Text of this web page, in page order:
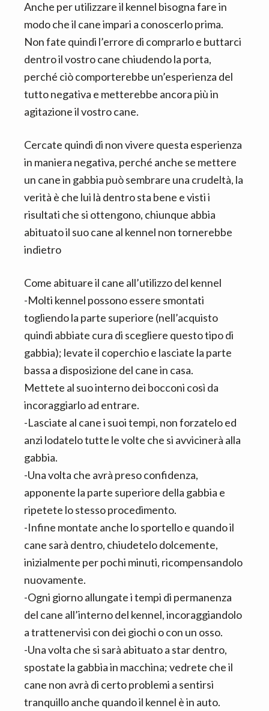
Anche per utilizzare il kennel bisogna fare in
modo che il cane impari a conoscerlo prima.
Non fate quindi l’errore di comprarlo e buttarci
dentro il vostro cane chiudendo la porta,
perché ciò comporterebbe un’esperienza del
tutto negativa e metterebbe ancora più in
agitazione il vostro cane.
Cercate quindi di non vivere questa esperienza
in maniera negativa, perché anche se mettere
un cane in gabbia può sembrare una crudeltà, la
verità è che lui là dentro sta bene e visti i
risultati che si ottengono, chiunque abbia
abituato il suo cane al kennel non tornerebbe
indietro
Come abituare il cane all’utilizzo del kennel
-Molti kennel possono essere smontati
togliendo la parte superiore (nell’acquisto
quindi abbiate cura di scegliere questo tipo di
gabbia); levate il coperchio e lasciate la parte
bassa a disposizione del cane in casa.
Mettete al suo interno dei bocconi così da
incoraggiarlo ad entrare.
-Lasciate al cane i suoi tempi, non forzatelo ed
anzi lodatelo tutte le volte che si avvicinerà alla
gabbia.
-Una volta che avrà preso confidenza,
apponente la parte superiore della gabbia e
ripetete lo stesso procedimento.
-Infine montate anche lo sportello e quando il
cane sarà dentro, chiudetelo dolcemente,
inizialmente per pochi minuti, ricompensandolo
nuovamente.
-Ogni giorno allungate i tempi di permanenza
del cane all’interno del kennel, incoraggiandolo
a trattenervisi con dei giochi o con un osso.
-Una volta che si sarà abituato a star dentro,
spostate la gabbia in macchina; vedrete che il
cane non avrà di certo problemi a sentirsi
tranquillo anche quando il kennel è in auto.